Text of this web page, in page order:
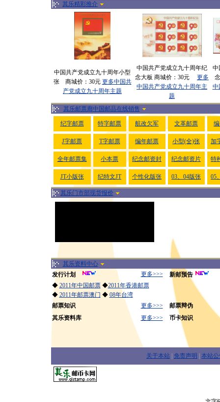
其乐精彩推介
中国共产党成立九十周年小型
张 商城价：30元 更多中国共
产党成立九十周年主题
中国共产党成立九十周年纪
念大板 商城价：30元 更多
中国共产党成立九十周年主
题
中
中
其乐邮票廊中国邮品在线销售
纪字邮票 特字邮票 航改欠军 文革邮票
J字邮票 T字邮票 编年邮票 小型(全)张 加
全年邮票集 小本票 纪念邮资封 纪念邮资片 特
JT小版张 纪特文JT 个性化版张 03、04版张 05
其乐门市部现货报价
其乐资料中心
发行计划
更多>>>
新邮预告
◆ 2011年中国邮票◆2011年香港邮票
◆ 2011年邮票澳门 ◆ 08年台湾
邮票知识
更多>>>
邮票辩伪
其乐资料库
更多>>> 币卡知识
关于本站 免责声明 本站